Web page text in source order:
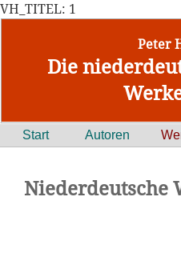
VH_TITEL: 1
Peter
Die
Start Autoren
Niederdeutsche